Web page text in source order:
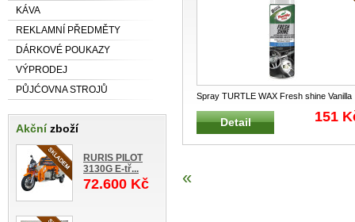
KÁVA
REKLAMNÍ PŘEDMĚTY
DÁRKOVÉ POUKAZY
VÝPRODEJ
PŮJĆOVNA STROJŮ
Akčnízboží
RURIS PILOT
3130G E-tř...
72.600 Kč
Spray TURTLE WAX Fresh shine Vanilla
500 ml Osvěžovač a přípravek na ...
Detail 151
«